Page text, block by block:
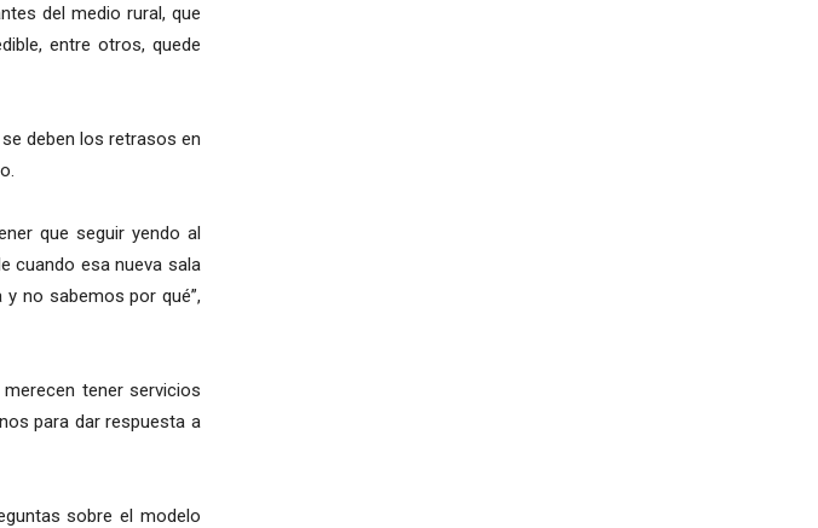
del medio rural, que
entre otros, quede
deben los retrasos en
que seguir yendo al
cuando esa nueva sala
no sabemos por qué”,
tener servicios
para dar respuesta a
sobre el modelo